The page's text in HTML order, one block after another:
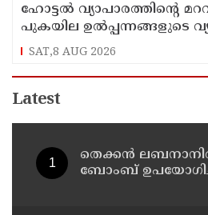
ഹോട്ടൽ വ്യാപാരത്തിന്റെ
പുകയില ഉൽപ്പന്നങ്ങളുടെ
പിടിയിൽ
SAT,8 AUG 2026
Latest
തെക്കൻ
ബോംബ്